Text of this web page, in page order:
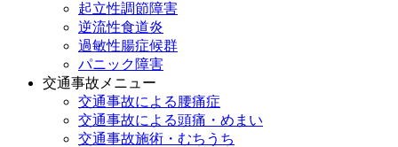
起立性調節障害
逆流性食道炎
過敏性腸症候群
パニック障害
交通事故メニュー
交通事故による腰痛症
交通事故による頭痛・めまい
交通事故施術・むちうち